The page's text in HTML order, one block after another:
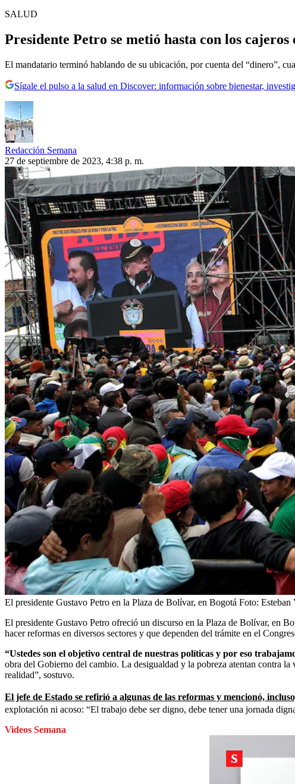
SALUD
Presidente Petro se metió hasta con los
El mandatario terminó hablando de su ubicación, por cuenta del “dinero”,
Sígale el pulso a la salud en Discover: información sobre bienestar,
Redacción Semana
27 de septiembre de 2023, 4:38 p. m.
El presidente Gustavo Petro en la Plaza de Bolívar, en Bogotá Foto: Esteban
El presidente Gustavo Petro ofreció un discurso en la Plaza de Bolívar, en
hacer reformas en diversos sectores y que dependen del trámite en el
“Ustedes son el objetivo central de nuestras políticas y por eso
obra del Gobierno del cambio. La desigualdad y la pobreza atentan contra
realidad”, sostuvo.
El jefe de Estado se refirió a algunas de las reformas y mencionó,
explotación ni acoso: “El trabajo debe ser digno, debe tener una jornada
Videos Semana